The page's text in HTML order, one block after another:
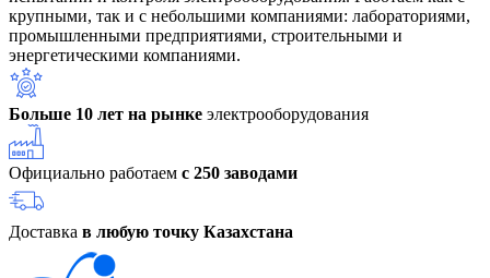
крупными, так и с небольшими компаниями: лабораториями,
промышленными предприятиями, строительными и
энергетическими компаниями.
Больше 10 лет на рынке электрооборудования
Официально работаем с 250 заводами
Доставка в любую точку Казахстана